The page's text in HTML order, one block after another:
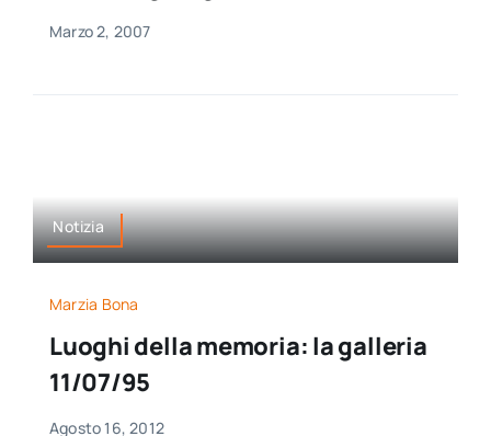
Marzo 2, 2007
Notizia
Marzia Bona
Luoghi della memoria: la galleria
11/07/95
Agosto 16, 2012